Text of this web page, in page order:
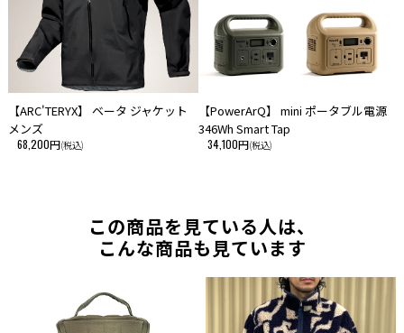
【ARC'TERYX】 ベータ ジャケット
メンズ
68,200円(税込)
【PowerArQ】 mini ポータブル電源
346Wh Smart Tap
34,100円(税込)
この商品を見ている人は、
こんな商品も見ています